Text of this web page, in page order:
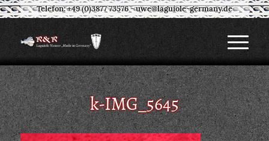
Telefon: +49 (0)3877 73576-uwe@laguiole-germany.de
k-IMG_5645